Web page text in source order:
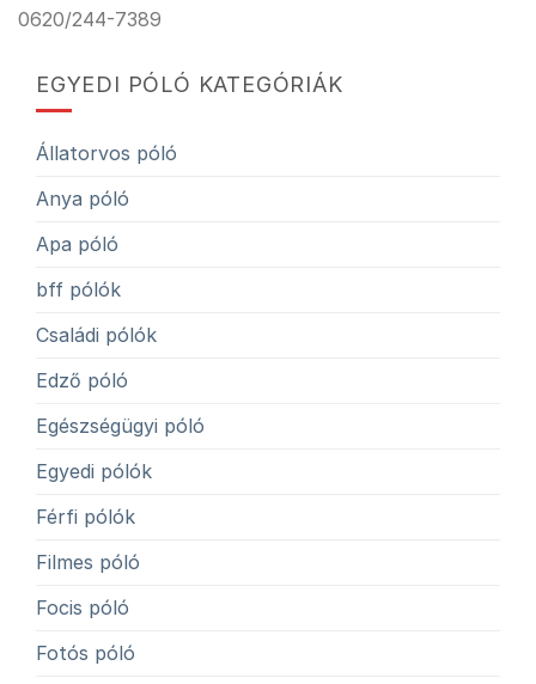
0620/244-7389
EGYEDI PÓLÓ KATEGÓRIÁK
Állatorvos póló
Anya póló
Apa póló
bff pólók
Családi pólók
Edző póló
Egészségügyi póló
Egyedi pólók
Férfi pólók
Filmes póló
Focis póló
Fotós póló